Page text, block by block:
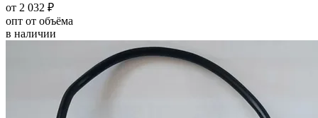
от 2 032 ₽
опт от объёма
в наличии